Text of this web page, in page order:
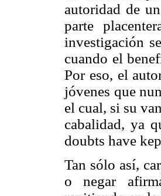
autoridad de
parte
investigación
cuando el
Por eso, el
jóvenes que
el cual, si su
cabalidad, ya
doubts have
Tan sólo así,
o negar